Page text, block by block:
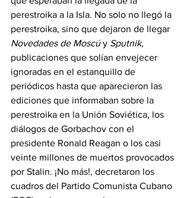
perestroika a la Isla. No solo no llegó la
perestroika, sino que dejaron de llegar
Novedades de Moscú y Sputnik,
publicaciones que solían envejecer
ignoradas en el estanquillo de
periódicos hasta que aparecieron las
ediciones que informaban sobre la
perestroika en la Unión Soviética, los
diálogos de Gorbachov con el
presidente Ronald Reagan o los casi
veinte millones de muertos provocados
por Stalin. ¡No más!, decretaron los
cuadros del Partido Comunista Cubano